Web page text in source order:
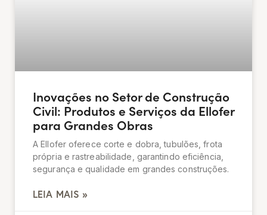
Inovações no Setor de Construção
Civil: Produtos e Serviços da Ellofer
para Grandes Obras
A Ellofer oferece corte e dobra, tubulões, frota
própria e rastreabilidade, garantindo eficiência,
segurança e qualidade em grandes construções.
LEIA MAIS »